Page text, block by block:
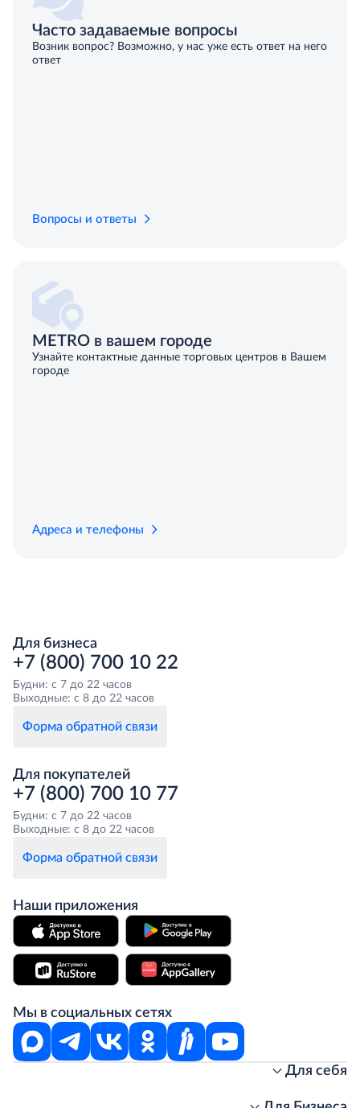
Часто задаваемые вопросы
Возник вопрос? Возможно, у нас уже есть ответ на него
ответ
Вопросы и ответы
METRO в вашем городе
Узнайте контактные данные торговых центров в Вашем
городе
Адреса и телефоны
Для бизнеса
+7 (800) 700 10 22
Будни: с 7 до 22 часов
Выходные: с 8 до 22 часов
Форма обратной связи
Для покупателей
+7 (800) 700 10 77
Будни: с 7 до 22 часов
Выходные: с 8 до 22 часов
Форма обратной связи
Наши приложения
Мы в социальных сетях
Для себя